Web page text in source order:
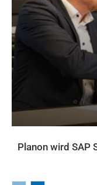
Planon wird SAP